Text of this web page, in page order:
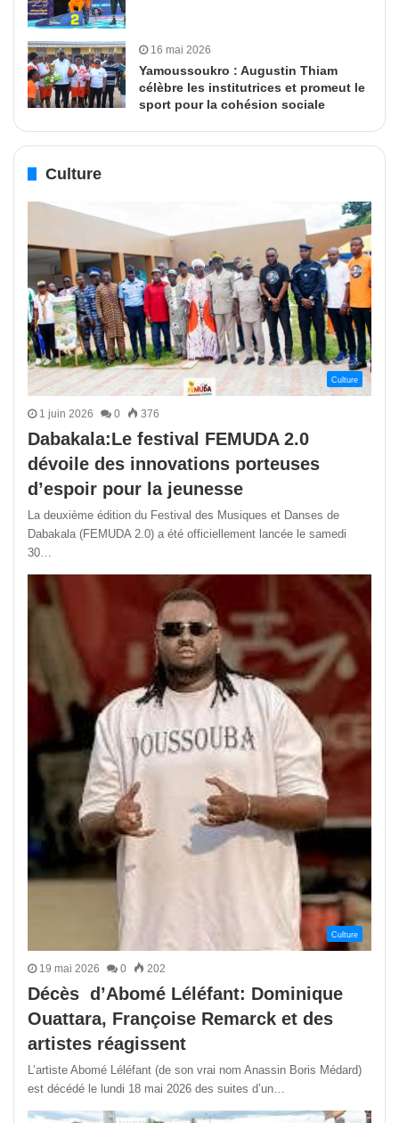
16 mai 2026
Yamoussoukro : Augustin Thiam
célèbre les institutrices et promeut le
sport pour la cohésion sociale
Culture
Culture
1 juin 2026 0 376
Dabakala:Le festival FEMUDA 2.0
dévoile des innovations porteuses
d’espoir pour la jeunesse
La deuxième édition du Festival des Musiques et Danses de
Dabakala (FEMUDA 2.0) a été officiellement lancée le samedi
30…
Culture
19 mai 2026 0 202
Décès d’Abomé Léléfant: Dominique
Ouattara, Françoise Remarck et des
artistes réagissent
L’artiste Abomé Léléfant (de son vrai nom Anassin Boris Médard)
est décédé le lundi 18 mai 2026 des suites d’un…